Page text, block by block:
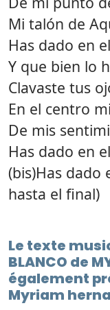
Mi talón de
Has dado en
Y que bien lo
Clavaste tus
En el centro
De mis
Has dado en
(bis)Has dado
hasta el final)
Le texte
BLANCO de
également
Myriam